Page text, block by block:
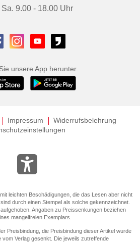
Sa. 9.00 - 18.00 Uhr
unsere App herunter.
Impressum
Widerrufsbelehrung
leichten Beschädigungen, die das Lesen aber nicht
durch einen Stempel als solche gekennzeichnet.
Angaben zu Preissenkungen beziehen
mangelfreien Exemplars.
Preisbindung, die Preisbindung dieser Artikel wurde
Verlag gesenkt. Die jeweils zutreffende